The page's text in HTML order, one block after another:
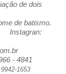
de dois
de batismo.
- 4841
1653